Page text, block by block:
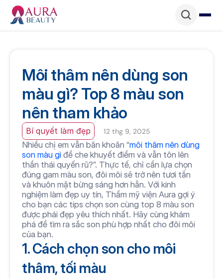
Môi thâm nên dùng son
màu gì? Top 8 màu son
nên tham khảo
Bí quyết làm đẹp 12 thg 9, 2025
Nhiều chị em vẫn băn khoăn “môi thâm nên dùng
son màu gì để che khuyết điểm và vẫn tôn lên
thần thái quyến rũ?”. Thực tế, chỉ cần lựa chọn
đúng gam màu son, đôi môi sẽ trở nên tươi tắn
và khuôn mặt bừng sáng hơn hẳn. Với kinh
nghiệm làm đẹp uy tín, Thẩm mỹ viện Aura gợi ý
cho bạn các tips chọn son cùng top 8 màu son
được phái đẹp yêu thích nhất. Hãy cùng khám
phá để tìm ra sắc son phù hợp nhất cho đôi môi
của bạn.
1. Cách chọn son cho môi
thâm, tối màu